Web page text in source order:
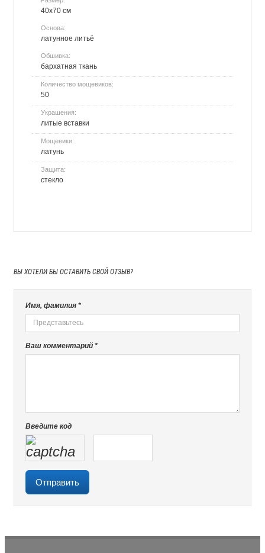
40х70 см
Основа:
латунное литьё
Обшивка:
бархатная ткань
Количество мощевиков:
50
Украшения:
литые вставки
Мощевики:
латунь
Защита:
стекло
ВЫ ХОТЕЛИ БЫ ОСТАВИТЬ СВОЙ ОТЗЫВ?
Имя, фамилия *
Ваш комментарий *
Введите код